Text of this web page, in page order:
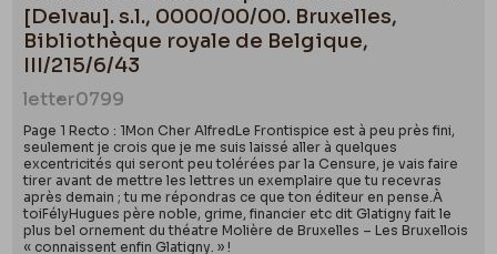
[Delvau]. s.l., 0000/00/00. Bruxelles,
Bibliothèque royale de Belgique,
III/215/6/43
letter0799
Page 1 Recto : 1Mon Cher AlfredLe Frontispice est à peu près fini,
seulement je crois que je me suis laissé aller à quelques
excentricités qui seront peu tolérées par la Censure, je vais faire
tirer avant de mettre les lettres un exemplaire que tu recevras
après demain ; tu me répondras ce que ton éditeur en pense.À
toiFélyHugues père noble, grime, financier etc dit Glatigny fait le
plus bel ornement du théatre Molière de Bruxelles – Les Bruxellois
« connaissent enfin Glatigny. » !